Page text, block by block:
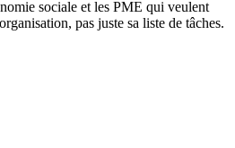
sociale et les PME qui veulent
pas juste sa liste de tâches.